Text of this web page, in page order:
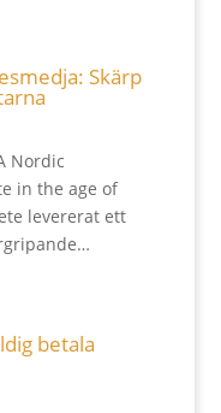
Skärp
Nordic
in the age of
levererat ett
betala